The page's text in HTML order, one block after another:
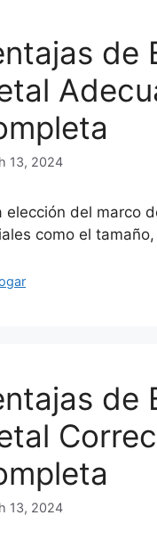
de
13, 2024
elección del marco
como el
de
13, 2024